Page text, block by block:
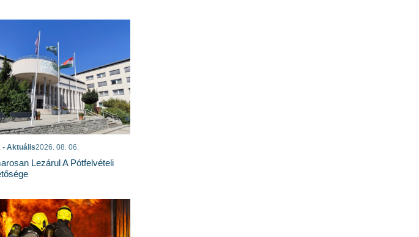
- Aktuális2026. 08. 06.
Lezárul A Pótfelvételi